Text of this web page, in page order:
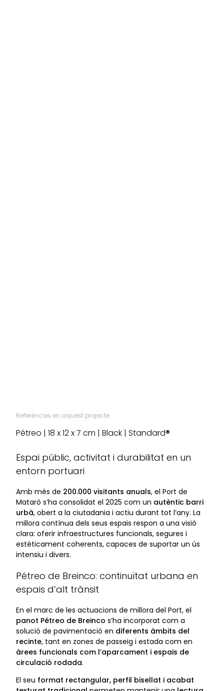
Referències en aquest projecte
Pétreo | 18 x 12 x 7 cm | Black | Standard®
Espai públic, activitat i durabilitat en un
entorn portuari
Amb més de 200.000 visitants anuals, el Port de
Mataró s’ha consolidat el 2025 com un autèntic barri
urbà, obert a la ciutadania i actiu durant tot l’any. La
millora contínua dels seus espais respon a una visió
clara: oferir infraestructures funcionals, segures i
estèticament coherents, capaces de suportar un ús
intensiu i divers.
Pétreo de Breinco: continuïtat urbana en
espais d’alt trànsit
En el marc de les actuacions de millora del Port, el
panot Pétreo de Breinco s’ha incorporat com a
solució de pavimentació en diferents àmbits del
recinte, tant en zones de passeig i estada com en
àrees funcionals com l’aparcament i espais de
circulació rodada.
El seu format rectangular, perfil bisellat i acabat